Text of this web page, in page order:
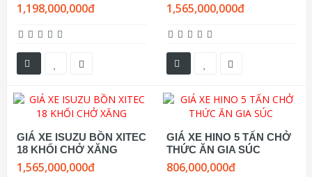
1,198,000,000đ 1,565,000,000đ
GIÁ XE ISUZU BỒN XITEC
18 KHỐI CHỞ XĂNG
1,565,000,000đ
GIÁ XE HINO 5 TẤN CHỞ
THỨC ĂN GIA SÚC
806,000,000đ